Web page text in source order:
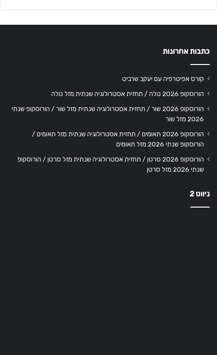
כתבות אחרונות
קורס אפיטרפיה עם יעקב שרביט
הורוסקופ 2026 טלה / תחזית אסטרולוגיה שנתית מזל טלה
הורוסקופ 2026 שור / תחזית אסטרולוגיה שנתית מזל שור / הורוסקופ שנתי
2026 מזל שור
הורוסקופ 2026 תאומים / תחזית אסטרולוגיה שנתית מזל תאומים /
הורוסקופ שנתי 2026 מזל תאומים
הורוסקופ 2026 סרטן / תחזית אסטרולוגיה שנתית מזל סרטן / הורוסקופ
שנתי 2026 מזל סרטן
ניווט 2